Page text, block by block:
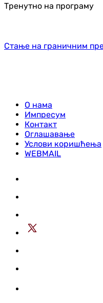
Тренутно на програму
Стање на граничним
О нама
Импресум
Контакт
Оглашавање
Услови коришћења
WEBMAIL